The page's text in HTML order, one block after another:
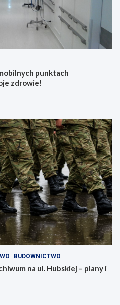
punktach
zdrowie!
BUDOWNICTWO
na ul. Hubskiej – plany i